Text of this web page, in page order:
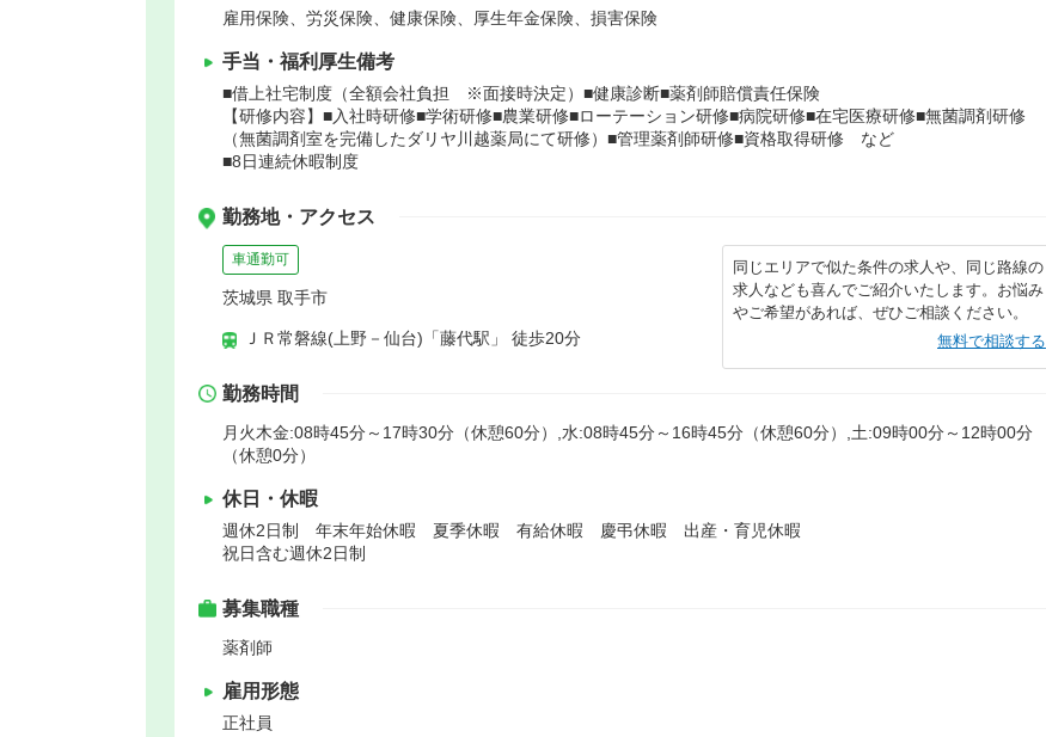
雇用保険、労災保険、健康保険、厚生年金保険、損害保険
手当・福利厚生備考
■借上社宅制度（全額会社負担 ※面接時決定）■健康診断■薬剤師賠償責任保険
【研修内容】■入社時研修■学術研修■農業研修■ローテーション研修■病院研修■在宅医療研修■無菌調剤研修
（無菌調剤室を完備したダリヤ川越薬局にて研修）■管理薬剤師研修■資格取得研修 など
■8日連続休暇制度
勤務地・アクセス
車通勤可
茨城県 取手市
ＪＲ常磐線(上野－仙台)「藤代駅」 徒歩20分
同じエリアで似た条件の求人や、同じ路線の
求人なども喜んでご紹介いたします。お悩み
やご希望があれば、ぜひご相談ください。
無料で相談する
勤務時間
月火木金:08時45分～17時30分（休憩60分）,水:08時45分～16時45分（休憩60分）,土:09時00分～12時00分
（休憩0分）
休日・休暇
週休2日制 年末年始休暇 夏季休暇 有給休暇 慶弔休暇 出産・育児休暇
祝日含む週休2日制
募集職種
薬剤師
雇用形態
正社員